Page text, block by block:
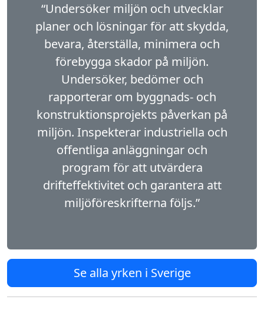
“Undersöker miljön och utvecklar
planer och lös­ningar för att skydda,
bevara, återställa, minimera och
förebygga skador på miljön.
Undersöker, bedömer och
rapporterar om byggnads- och
konstruktionsprojekts påverkan på
miljön. Inspekterar industriella och
offentliga anläggningar och
program för att utvärdera
drifteffektivitet och garantera att
miljöföreskrifterna följs.”
Se alla yrken i Sverige